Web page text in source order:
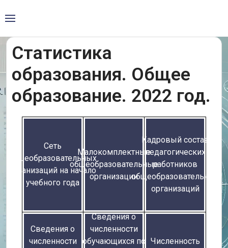
Статистика
образования. Общее
образование. 2022 год.
Сеть
общеобразовательных
организаций на начало
учебного года
Малокомплектные
общеобразовательные
организации
Кадровый состав
педагогических
работников
общеобразовательных
организаций
Сведения о
численности
Сведения о
численности
обучающихся по
Численность